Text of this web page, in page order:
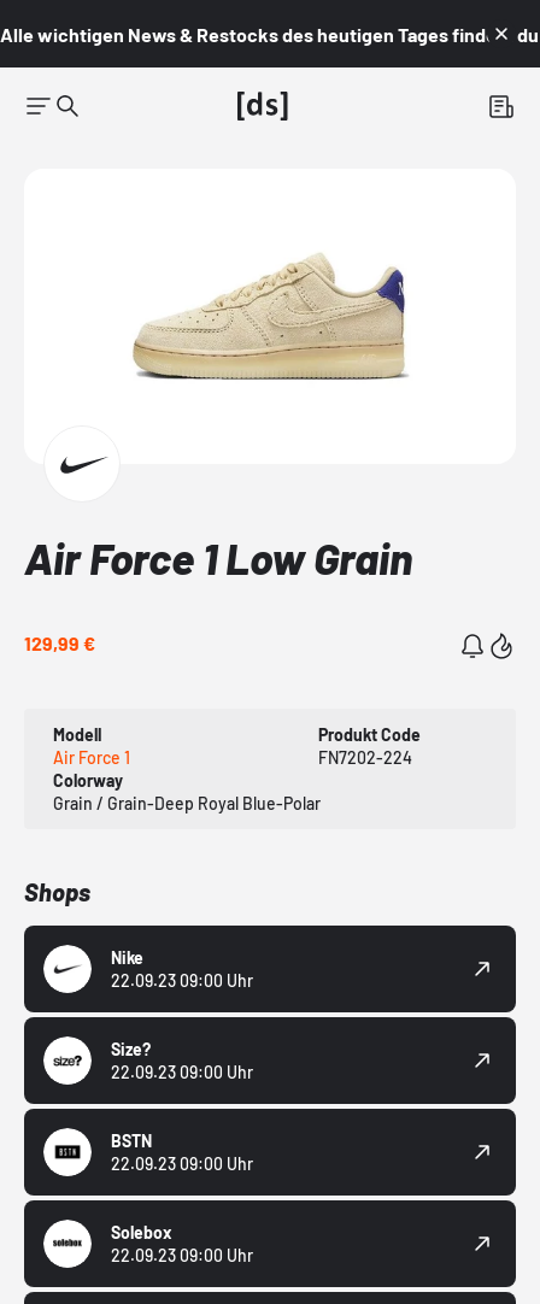
Alle wichtigen News & Restocks des heutigen Tages findest du
Air Force 1 Low Grain
129,99 €
Modell
Air Force 1
Produkt Code
FN7202-224
Colorway
Grain / Grain-Deep Royal Blue-Polar
Shops
Nike
22.09.23 09:00 Uhr
Size?
22.09.23 09:00 Uhr
BSTN
22.09.23 09:00 Uhr
Solebox
22.09.23 09:00 Uhr